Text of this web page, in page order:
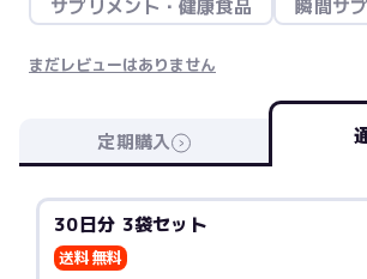
サプリメント・健康食品 瞬間サ
まだレビューはありません
定期購入
30日分 3袋セット
送料無料